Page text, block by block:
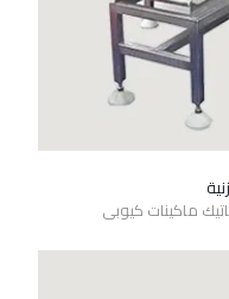
ماكينات كيوبى